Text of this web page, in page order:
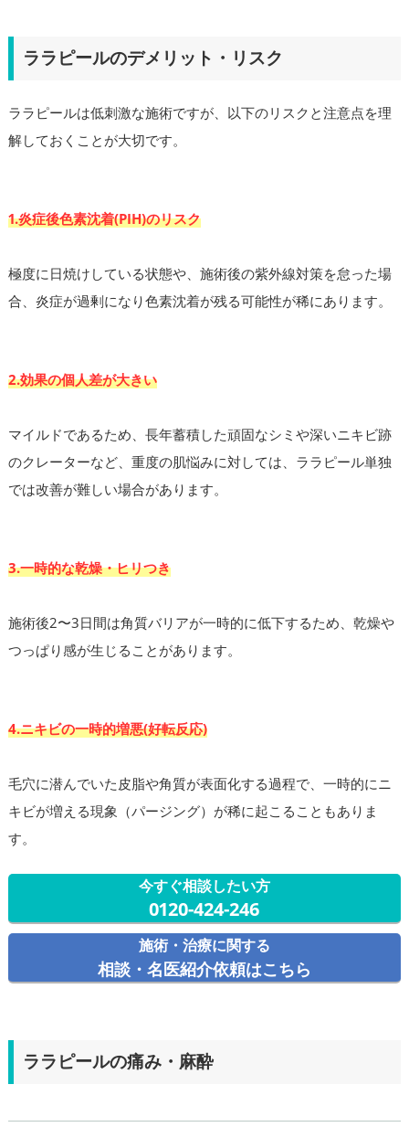
ララピールのデメリット・リスク
ララピールは低刺激な施術ですが、以下のリスクと注意点を理
解しておくことが大切です。
1.炎症後色素沈着(PIH)のリスク
極度に日焼けしている状態や、施術後の紫外線対策を怠った場
合、炎症が過剰になり色素沈着が残る可能性が稀にあります。
2.効果の個人差が大きい
マイルドであるため、長年蓄積した頑固なシミや深いニキビ跡
のクレーターなど、重度の肌悩みに対しては、ララピール単独
では改善が難しい場合があります。
3.一時的な乾燥・ヒリつき
施術後2〜3日間は角質バリアが一時的に低下するため、乾燥や
つっぱり感が生じることがあります。
4.ニキビの一時的増悪(好転反応)
毛穴に潜んでいた皮脂や角質が表面化する過程で、一時的にニ
キビが増える現象（パージング）が稀に起こることもありま
す。
今すぐ相談したい方
0120-424-246
施術・治療に関する
相談・名医紹介依頼はこちら
ララピールの痛み・麻酔